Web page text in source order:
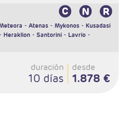
- Atenas- Mykonos- Kusadasi
Heraklion- Santorini- Lavrio-
duración
10 días
desde
1.878 €